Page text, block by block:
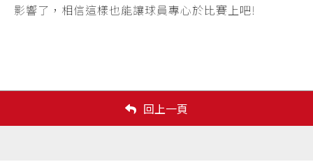
影響了，相信這樣也能讓球員專心於比賽上吧!
回上一頁